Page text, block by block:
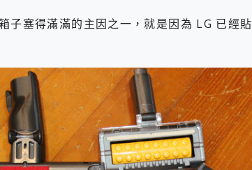
子塞得滿滿的主因之一，就是因為 LG 已經